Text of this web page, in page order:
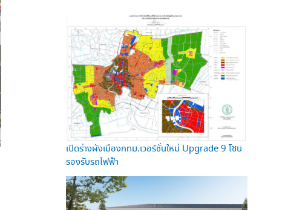
เปิดร่างผังเมืองกทม.เวอร์ชั่นใหม่ Upgrade 9 โซน
รองรับรถไฟฟ้า